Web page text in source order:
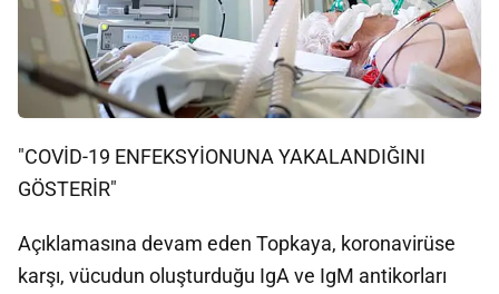
"COVİD-19 ENFEKSYİONUNA YAKALANDIĞINI
GÖSTERİR"
Açıklamasına devam eden Topkaya, koronavirüse
karşı, vücudun oluşturduğu IgA ve IgM antikorları